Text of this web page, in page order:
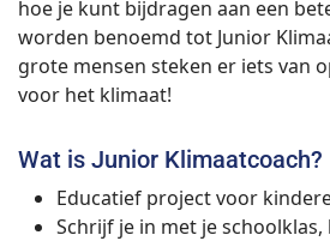
hoe je kunt bijdragen aan een
worden benoemd tot Junior
grote mensen steken er iets van
voor het klimaat!
Wat is Junior Klimaatcoach?
Educatief project voor
Schrijf je in met je schoolklas,